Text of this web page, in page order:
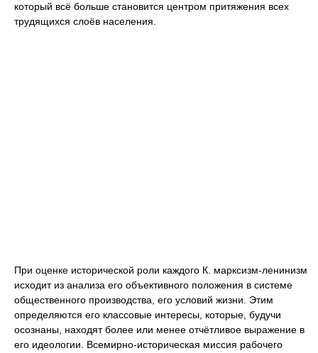
который всё больше становится центром притяжения всех
трудящихся слоёв населения.
При оценке исторической роли каждого К. марксизм-ленинизм
исходит из анализа его объективного положения в системе
общественного производства, его условий жизни. Этим
определяются его классовые интересы, которые, будучи
осознаны, находят более или менее отчётливое выражение в
его идеологии. Всемирно-историческая миссия рабочего